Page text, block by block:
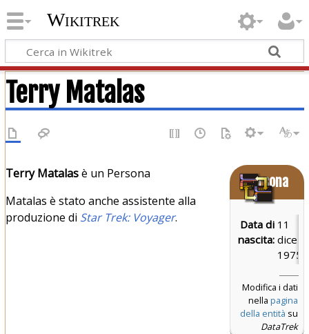
Wikitrek
Terry Matalas
Persona
Data di
nascita:
11
1975
Modifica i dati
nella pagina
della entità su
DataTrek
Terry Matalasè un Persona
Matalas è stato anche assistente alla
produzione di Star Trek: Voyager.